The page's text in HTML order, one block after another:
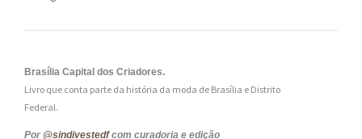
Brasília Capital dos Criadores.
Livro que conta parte da história da moda de Brasília e Distrito
Federal.
Por @sindivestedfcom curadoria e edição